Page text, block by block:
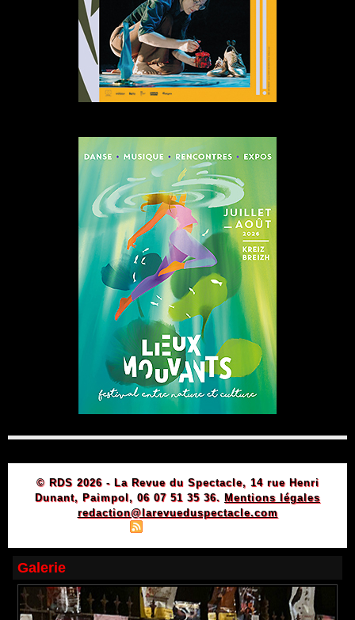
© RDS 2026 - La Revue du Spectacle, 14 rue Henri
Dunant, Paimpol, 06 07 51 35 36. Mentions légales
redaction@larevueduspectacle.com
Galerie